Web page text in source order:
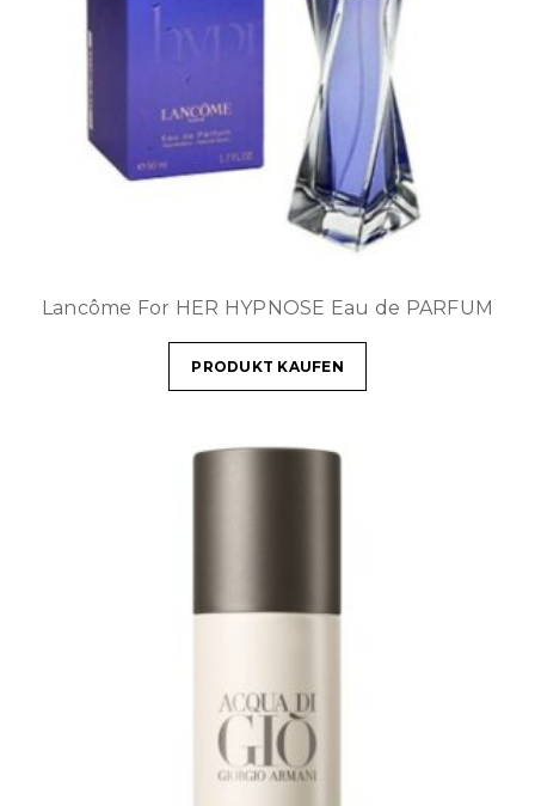
Lancôme For HER HYPNOSE Eau de PARFUM
PRODUKT KAUFEN